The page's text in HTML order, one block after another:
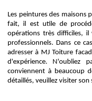
Les peintures des maisons
fait, il est utile de
opérations très difficiles,
professionnels. Dans ce
adresser à MJ Toiture
d'expérience. N'oubliez
conviennent à beaucoup
détaillés, veuillez visiter